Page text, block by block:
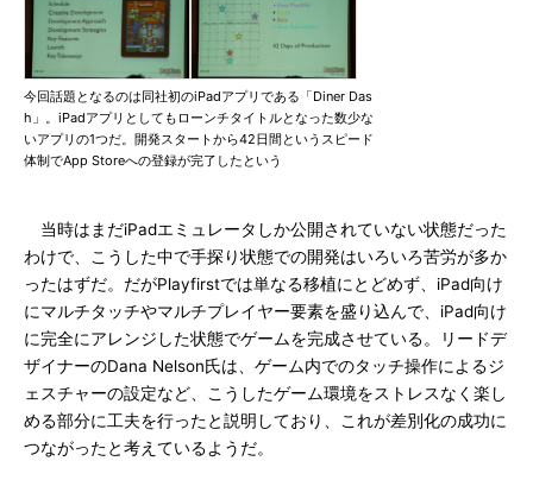
今回話題となるのは同社初のiPadアプリである「Diner Das
h」。iPadアプリとしてもローンチタイトルとなった数少な
いアプリの1つだ。開発スタートから42日間というスピード
体制でApp Storeへの登録が完了したという
当時はまだiPadエミュレータしか公開されていない状態だった
わけで、こうした中で手探り状態での開発はいろいろ苦労が多か
ったはずだ。だがPlayfirstでは単なる移植にとどめず、iPad向け
にマルチタッチやマルチプレイヤー要素を盛り込んで、iPad向け
に完全にアレンジした状態でゲームを完成させている。リードデ
ザイナーのDana Nelson氏は、ゲーム内でのタッチ操作によるジ
ェスチャーの設定など、こうしたゲーム環境をストレスなく楽し
める部分に工夫を行ったと説明しており、これが差別化の成功に
つながったと考えているようだ。